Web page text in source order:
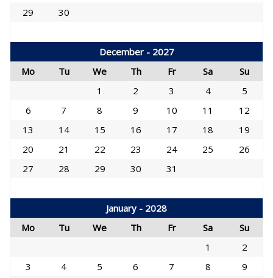
29
30
December - 2027
Mo
Tu We Th Fr Sa
Su
1
2 3 4
5
6
7 8 9 10 11
12
13
14 15 16 17 18
19
20
21 22 23 24 25
26
27
28 29 30 31
January - 2028
Mo
Tu We Th Fr Sa
Su
1
2
3
4 5 6 7 8
9